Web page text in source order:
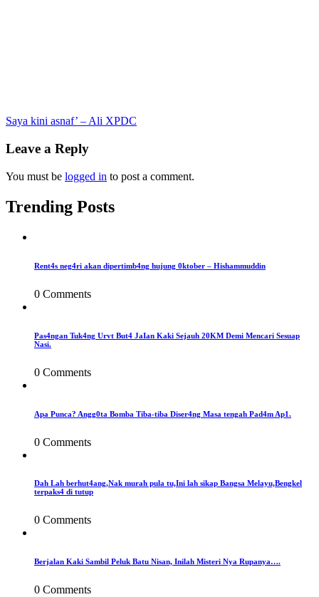
Post
navigation
Saya kini asnaf’ – Ali XPDC
Leave a Reply
You must be logged in to post a comment.
Trending Posts
Rent4s neg4ri akan dipertimb4ng hujung 0ktober – Hishammuddin
0 Comments
Pas4ngan Tuk4ng Urvt But4 JaIan Kaki Sejauh 20KM Demi Mencari Sesuap
Nasi.
0 Comments
Apa Punca? Angg0ta Bomba Tiba-tiba Diser4ng Masa tengah Pad4m Ap1.
0 Comments
Dah Lah berhut4ang,Nak murah pula tu,Ini lah sikap Bangsa Melayu,Bengkel
terpaks4 di tutup
0 Comments
Berjalan Kaki Sambil Peluk Batu Nisan, Inilah Misteri Nya Rupanya….
0 Comments